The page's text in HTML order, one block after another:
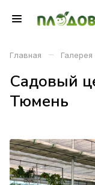
Главная – Галерея
Садовый
Тюмень